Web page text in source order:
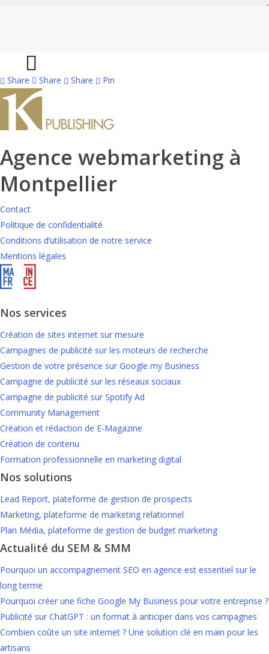
Share
Share Share Pin
Agence webmarketing à
Montpellier
Contact
Politique de confidentialité
Conditions d’utilisation de notre service
Mentions légales
Nos services
Création de sites internet sur mesure
Campagnes de publicité sur les moteurs de recherche
Gestion de votre présence sur Google my Business
Campagne de publicité sur les réseaux sociaux
Campagne de publicité sur Spotify Ad
Community Management
Création et rédaction de E-Magazine
Création de contenu
Formation professionnelle en marketing digital
Nos solutions
Lead Report, plateforme de gestion de prospects
Marketing, plateforme de marketing relationnel
Plan Média, plateforme de gestion de budget marketing
Actualité du SEM & SMM
Pourquoi un accompagnement SEO en agence est essentiel sur le
long terme
Pourquoi créer une fiche Google My Business pour votre entreprise ?
Publicité sur ChatGPT : un format à anticiper dans vos campagnes
Combien coûte un site internet ? Une solution clé en main pour les
artisans